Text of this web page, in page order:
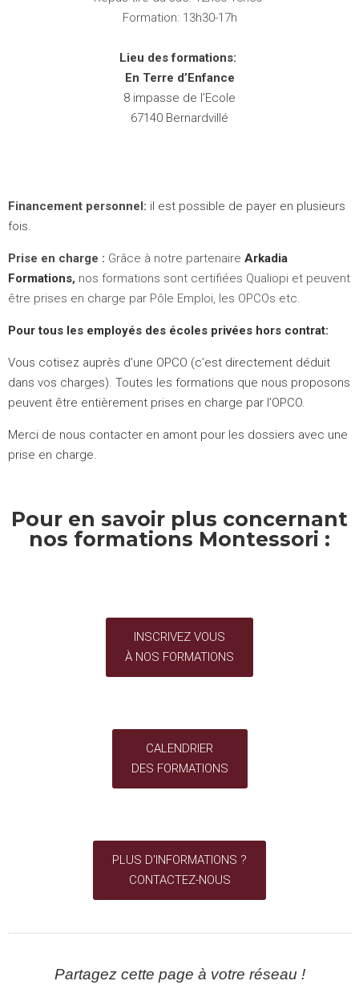
Formation: 13h30-17h
Lieu des formations:
En Terre d’Enfance
8 impasse de l’Ecole
67140 Bernardvillé
Financement personnel: il est possible de payer en plusieurs
fois.
Prise en charge : Grâce à notre partenaire Arkadia
Formations, nos formations sont certifiées Qualiopi et peuvent
être prises en charge par Pôle Emploi, les OPCOs etc.
Pour tous les employés des écoles privées hors contrat:
Vous cotisez auprès d’une OPCO (c’est directement déduit
dans vos charges). Toutes les formations que nous proposons
peuvent être entièrement prises en charge par l’OPCO.
Merci de nous contacter en amont pour les dossiers avec une
prise en charge.
Pour en savoir plus concernant
nos formations Montessori :
INSCRIVEZ VOUS
À NOS FORMATIONS
CALENDRIER
DES FORMATIONS
PLUS D'INFORMATIONS ?
CONTACTEZ-NOUS
Partagez cette page à votre réseau !